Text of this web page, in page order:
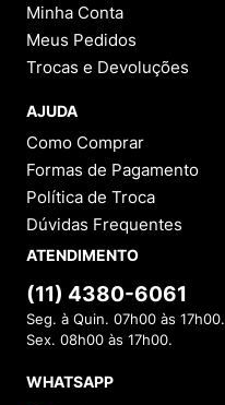
Minha Conta
Meus Pedidos
Trocas e Devoluções
AJUDA
Como Comprar
Formas de Pagamento
Política de Troca
Dúvidas Frequentes
ATENDIMENTO
(11) 4380-6061
Seg. à Quin. 07h00 às 17h00.
Sex. 08h00 às 17h00.
WHATSAPP